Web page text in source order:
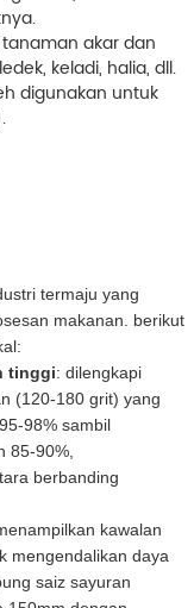
akar dan
keladi, halia, dll.
digunakan untuk
termaju yang
makanan. berikut
tinggi: dilengkapi
(120-180 grit) yang
98% sambil
85-90%,
berbanding
kawalan
mengendalikan daya
saiz sayuran